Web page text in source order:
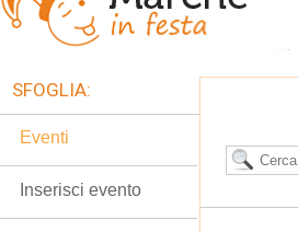
SFOGLIA:
Eventi
Inserisci evento